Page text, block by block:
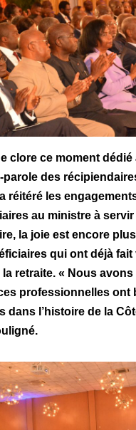
clore ce moment dédié
parole des
réitéré les
au ministre à servir
la joie est encore
qui ont déjà
retraite. « Nous
professionnelles ont
dans l’histoire de la